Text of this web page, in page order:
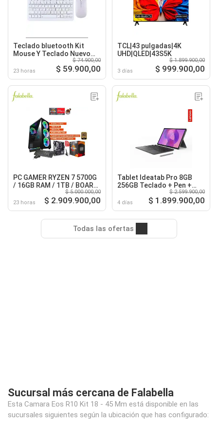
Teclado bluetooth Kit
Mouse Y Teclado Nuevo
23 horas
$ 74.900,00
$ 59.900,00
TCL|43 pulgadas|4K
UHD|QLED|43S5K
3 días
$ 1.899.900,00
$ 999.900,00
PC GAMER RYZEN 7 5700G
/ 16GB RAM / 1TB / BOARD
B550 WIFI / FUENTE 600W
80+ GOLD
23 horas
$ 5.000.000,00
$ 2.909.900,00
Tablet Ideatab Pro 8GB
256GB Teclado + Pen +
4 días
$ 2.599.900,00
$ 1.899.900,00
Todas las ofertas
Sucursal más cercana de Falabella
Esta Camara Eos R10 Kit 18 - 45 Mm está disponible en las
sucursales siguientes según la ubicación que has configurado: